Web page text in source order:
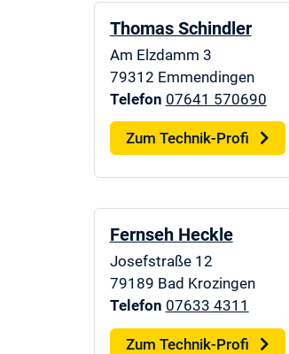
Thomas Schindler
Am Elzdamm 3
79312 Emmendingen
Telefon 07641 570690
Zum Technik-Profi
Fernseh Heckle
Josefstraße 12
79189 Bad Krozingen
Telefon 07633 4311
Zum Technik-Profi